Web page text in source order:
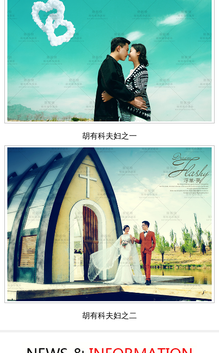
胡有科夫妇之一
胡有科夫妇之二